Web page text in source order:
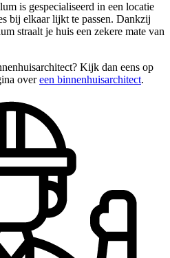
is gespecialiseerd in een locatie
bij elkaar lijkt te passen. Dankzij
straalt je huis een zekere mate van
Kijk dan eens op
overeen binnenhuisarchitect.